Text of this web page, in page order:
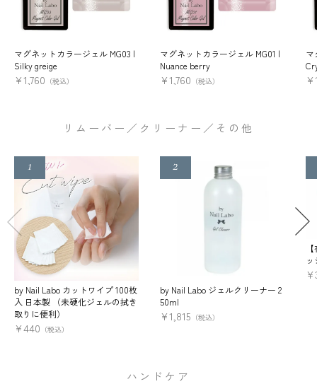
マグネットカラージェル MG03 |
Silky greige
¥1,760 （税込）
マグネットカラージェル MG01 |
Nuance berry
¥1,760 （税込）
マ
¥
リムーバー／クリーナー／その他
by Nail Labo カットワイプ 100枚
入 日本製 （未硬化ジェルの拭き
取りに便利）
¥440 （税込）
by Nail Labo ジェルクリーナー 2
50ml
¥1,815 （税込）
¥
ハンドケア